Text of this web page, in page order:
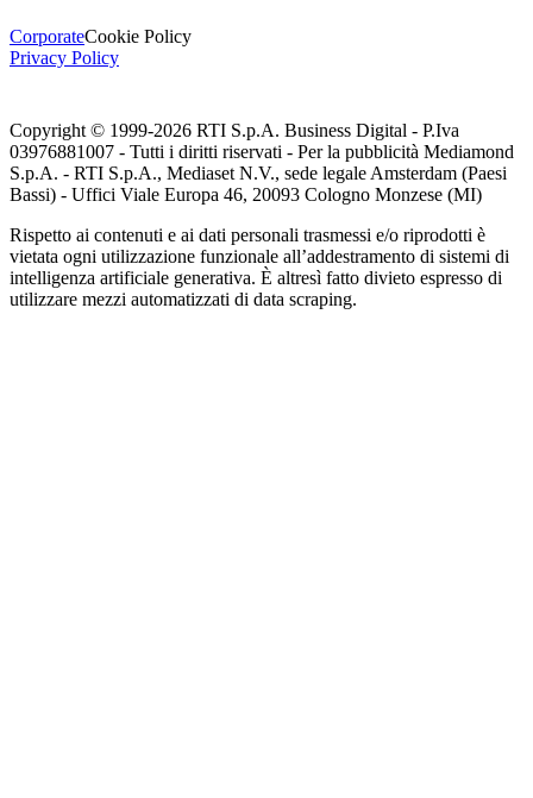
CorporateCookie Policy
Privacy Policy
Copyright © 1999-2026 RTI S.p.A. Business Digital - P.Iva
03976881007 - Tutti i diritti riservati - Per la pubblicità Mediamond
S.p.A. - RTI S.p.A., Mediaset N.V., sede legale Amsterdam (Paesi
Bassi) - Uffici Viale Europa 46, 20093 Cologno Monzese (MI)
Rispetto ai contenuti e ai dati personali trasmessi e/o riprodotti è
vietata ogni utilizzazione funzionale all’addestramento di sistemi di
intelligenza artificiale generativa. È altresì fatto divieto espresso di
utilizzare mezzi automatizzati di data scraping.